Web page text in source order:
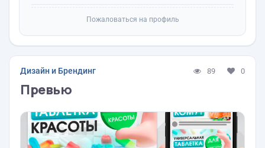
Пожаловаться на профиль
Дизайн и Брендинг 89 0
Превью